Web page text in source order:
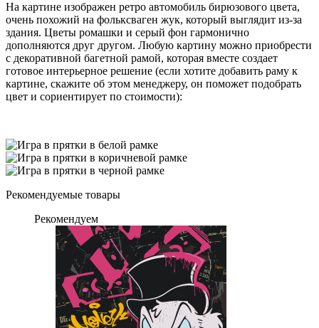
На картине изображен ретро автомобиль бирюзового цвета,
очень похожий на фольксваген жук, который выглядит из-за
здания. Цветы ромашки и серый фон гармонично
дополняются друг другом. Любую картину можно приобрести
с декоративной багетной рамой, которая вместе создает
готовое интерьерное решение (если хотите добавить раму к
картине, скажите об этом менеджеру, он поможет подобрать
цвет и сориентирует по стоимости):
Рекомендуемые товары
Рекомендуем